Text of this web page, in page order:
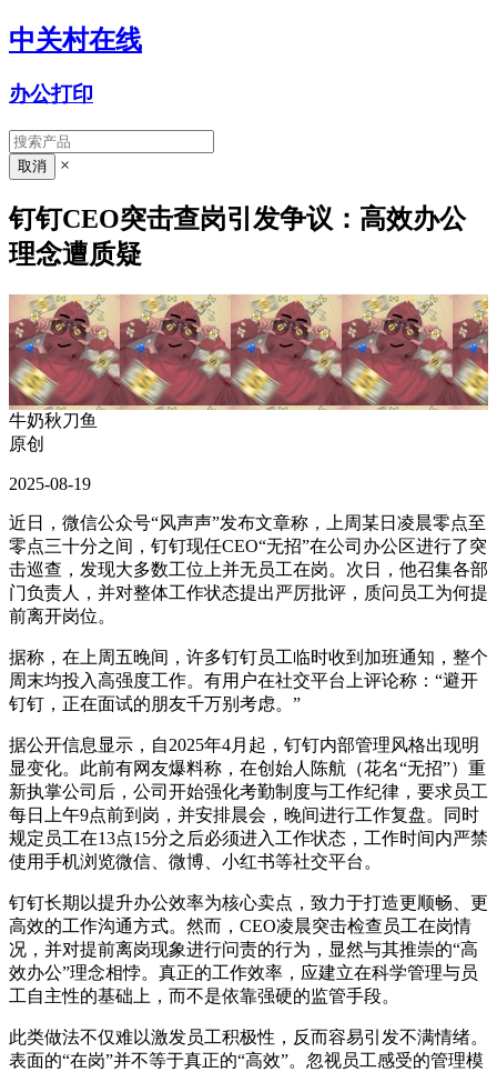
中关村在线
办公打印
×
钉钉CEO突击查岗引发争议：高效办公
理念遭质疑
牛奶秋刀鱼
原创
2025-08-19
近日，微信公众号“风声声”发布文章称，上周某日凌晨零点至
零点三十分之间，钉钉现任CEO“无招”在公司办公区进行了突
击巡查，发现大多数工位上并无员工在岗。次日，他召集各部
门负责人，并对整体工作状态提出严厉批评，质问员工为何提
前离开岗位。
据称，在上周五晚间，许多钉钉员工临时收到加班通知，整个
周末均投入高强度工作。有用户在社交平台上评论称：“避开
钉钉，正在面试的朋友千万别考虑。”
据公开信息显示，自2025年4月起，钉钉内部管理风格出现明
显变化。此前有网友爆料称，在创始人陈航（花名“无招”）重
新执掌公司后，公司开始强化考勤制度与工作纪律，要求员工
每日上午9点前到岗，并安排晨会，晚间进行工作复盘。同时
规定员工在13点15分之后必须进入工作状态，工作时间内严禁
使用手机浏览微信、微博、小红书等社交平台。
钉钉长期以提升办公效率为核心卖点，致力于打造更顺畅、更
高效的工作沟通方式。然而，CEO凌晨突击检查员工在岗情
况，并对提前离岗现象进行问责的行为，显然与其推崇的“高
效办公”理念相悖。真正的工作效率，应建立在科学管理与员
工自主性的基础上，而不是依靠强硬的监管手段。
此类做法不仅难以激发员工积极性，反而容易引发不满情绪。
表面的“在岗”并不等于真正的“高效”。忽视员工感受的管理模